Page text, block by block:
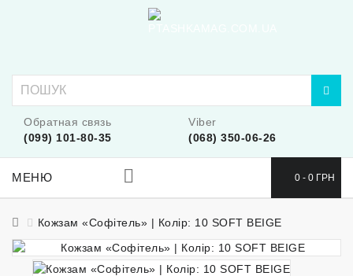
Обратная связь
(099) 101-80-35
Viber
(068) 350-06-26
0 - 0 ГРН
МЕНЮ
Кожзам «Софітель» | Колір: 10 SOFT BEIGE